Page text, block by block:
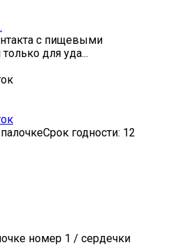
с пищевыми
для уда...
годности: 12
номер 1 / сердечки